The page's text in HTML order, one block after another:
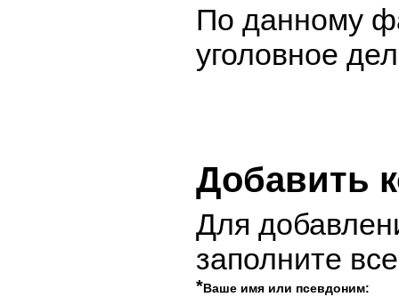
По данному
уголовное
Добавить
Для
заполните
*Ваше имя или псевдоним: